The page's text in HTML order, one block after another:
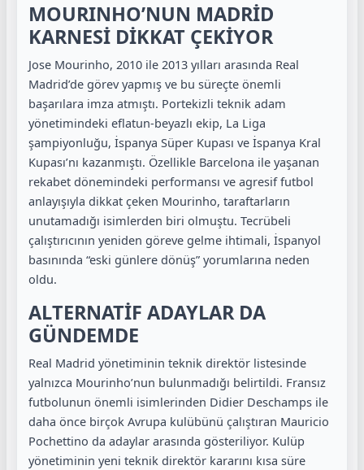
MOURINHO’NUN MADRİD
KARNESİ DİKKAT ÇEKİYOR
Jose Mourinho, 2010 ile 2013 yılları arasında Real
Madrid’de görev yapmış ve bu süreçte önemli
başarılara imza atmıştı. Portekizli teknik adam
yönetimindeki eflatun-beyazlı ekip, La Liga
şampiyonluğu, İspanya Süper Kupası ve İspanya Kral
Kupası’nı kazanmıştı. Özellikle Barcelona ile yaşanan
rekabet dönemindeki performansı ve agresif futbol
anlayışıyla dikkat çeken Mourinho, taraftarların
unutamadığı isimlerden biri olmuştu. Tecrübeli
çalıştırıcının yeniden göreve gelme ihtimali, İspanyol
basınında “eski günlere dönüş” yorumlarına neden
oldu.
ALTERNATİF ADAYLAR DA
GÜNDEMDE
Real Madrid yönetiminin teknik direktör listesinde
yalnızca Mourinho’nun bulunmadığı belirtildi. Fransız
futbolunun önemli isimlerinden Didier Deschamps ile
daha önce birçok Avrupa kulübünü çalıştıran Mauricio
Pochettino da adaylar arasında gösteriliyor. Kulüp
yönetiminin yeni teknik direktör kararını kısa süre